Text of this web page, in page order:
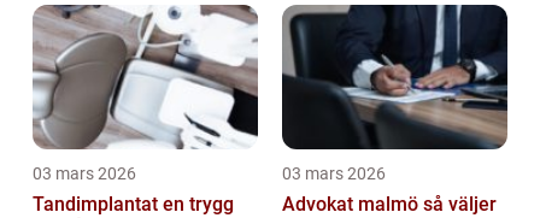
03 mars 2026
Tandimplantat en trygg
03 mars 2026
Advokat malmö så väljer